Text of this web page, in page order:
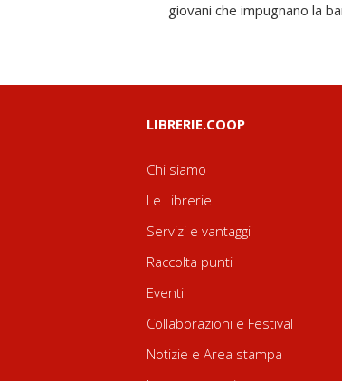
giovani che impugnano la
LIBRERIE.COOP
Chi siamo
Le Librerie
Servizi e vantaggi
Raccolta punti
Eventi
Collaborazioni e Festival
Notizie e Area stampa